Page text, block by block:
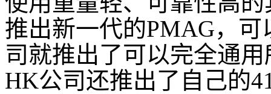
推出新一代的PMAG，
司就推出了可以完全通
HK公司还推出了自己的